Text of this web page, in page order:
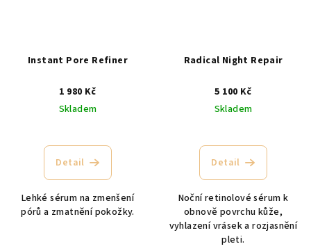
Instant Pore Refiner
1 980 Kč
Skladem
Detail
Lehké sérum na zmenšení
pórů a zmatnění pokožky.
Radical Night Repair
5 100 Kč
Skladem
Detail
Noční retinolové sérum k
obnově povrchu kůže,
vyhlazení vrásek a rozjasnění
pleti.